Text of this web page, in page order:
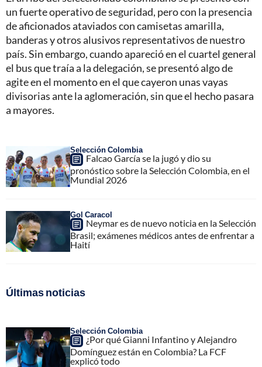
un fuerte operativo de seguridad, pero con la presencia
de aficionados ataviados con camisetas amarilla,
banderas y otros alusivos representativos de nuestro
país. Sin embargo, cuando apareció en el cuartel general
el bus que traía a la delegación, se presentó algo de
agite en el momento en el que cayeron unas vayas
divisorias ante la aglomeración, sin que el hecho pasara
a mayores.
Selección Colombia
Falcao García se la jugó y dio su
pronóstico sobre la Selección Colombia, en el
Mundial 2026
Gol Caracol
Neymar es de nuevo noticia en la Selección
Brasil; exámenes médicos antes de enfrentar a
Haití
Últimas noticias
Selección Colombia
¿Por qué Gianni Infantino y Alejandro
Domínguez están en Colombia? La FCF
explicó todo